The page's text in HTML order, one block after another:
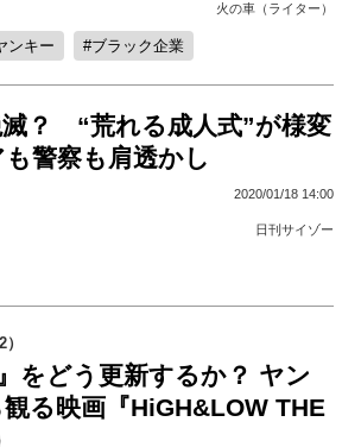
火の車（ライター）
ンキー ブラック企業
？ “荒れる成人式”が様変
警察も肩透かし
2020/01/18 14:00
日刊サイゾー
をどう更新するか？ ヤン
る映画『HiGH&LOW THE